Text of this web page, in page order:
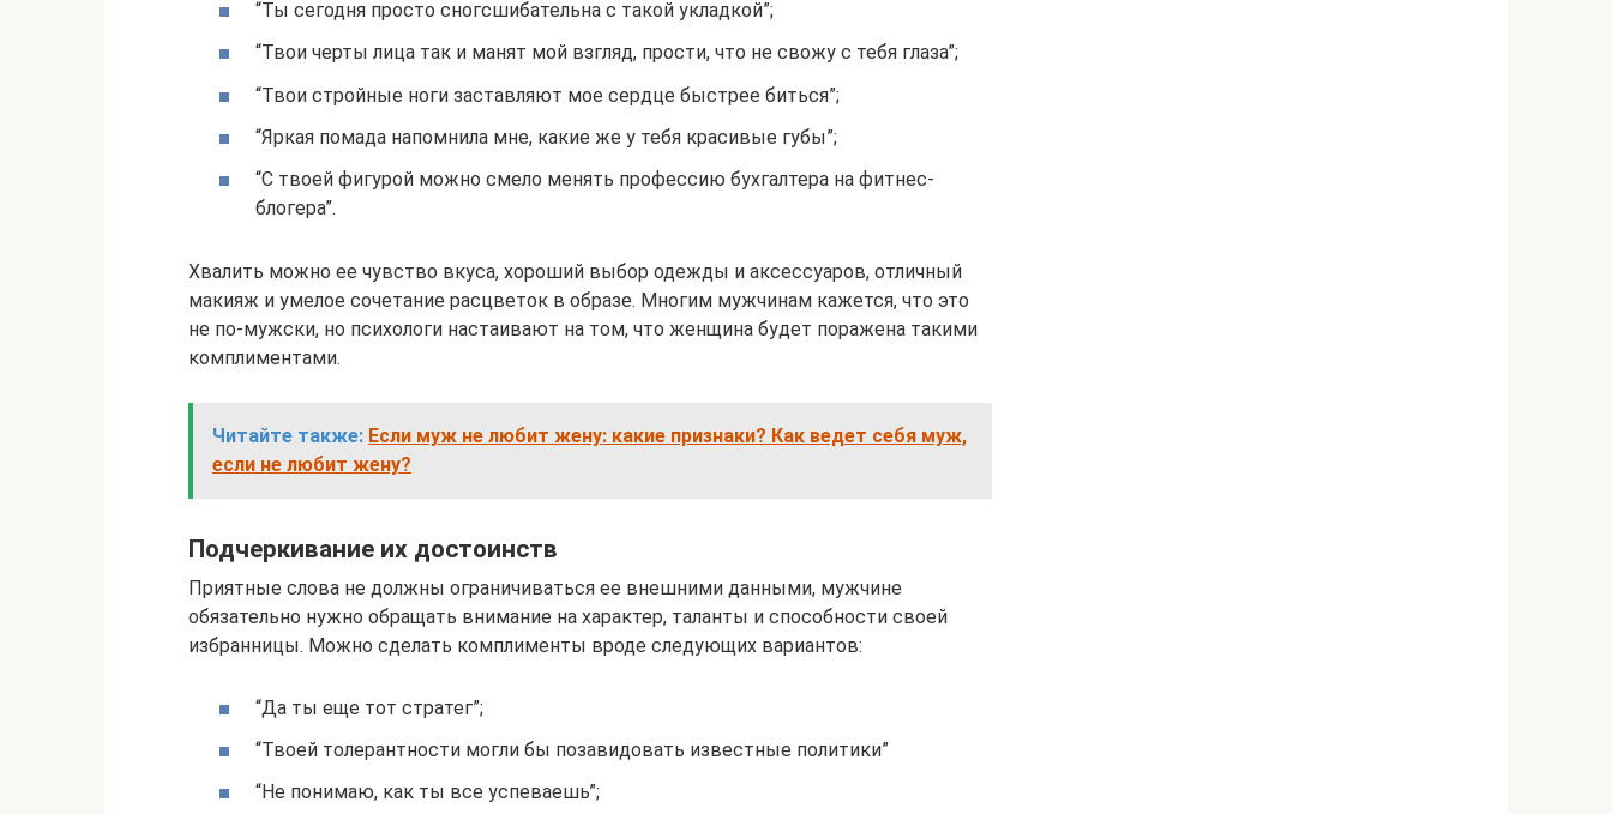
“Ты сегодня просто сногсшибательна с такой укладкой”;
“Твои черты лица так и манят мой взгляд, прости, что не свожу с тебя глаза”;
“Твои стройные ноги заставляют мое сердце быстрее биться”;
“Яркая помада напомнила мне, какие же у тебя красивые губы”;
“С твоей фигурой можно смело менять профессию бухгалтера на фитнес-
блогера”.
Хвалить можно ее чувство вкуса, хороший выбор одежды и аксессуаров, отличный
макияж и умелое сочетание расцветок в образе. Многим мужчинам кажется, что это
не по-мужски, но психологи настаивают на том, что женщина будет поражена такими
комплиментами.
Читайте также: Если муж не любит жену: какие признаки? Как ведет себя муж,
если не любит жену?
Подчеркивание их достоинств
Приятные слова не должны ограничиваться ее внешними данными, мужчине
обязательно нужно обращать внимание на характер, таланты и способности своей
избранницы. Можно сделать комплименты вроде следующих вариантов:
“Да ты еще тот стратег”;
“Твоей толерантности могли бы позавидовать известные политики”
“Не понимаю, как ты все успеваешь”;